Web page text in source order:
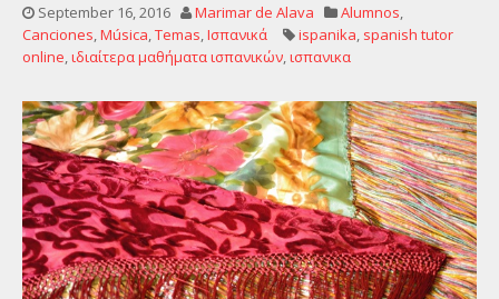
September 16, 2016 Marimar de Alava Alumnos,
Canciones,Música,Temas,Ισπανικά ispanika, spanish tutor
online,ιδιαίτερα μαθήματα ισπανικών,ισπανικα